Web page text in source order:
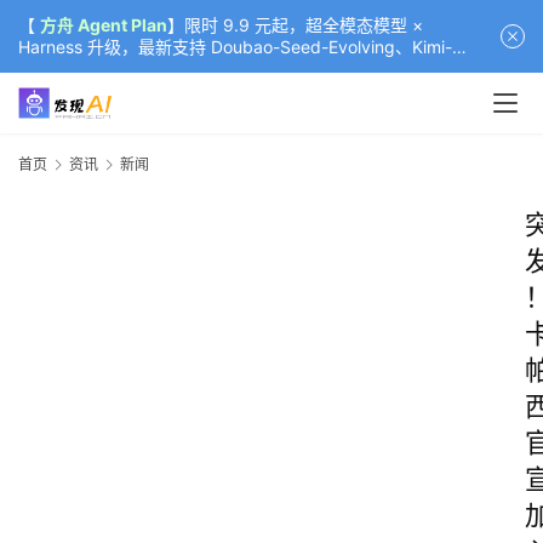
【 方舟 Agent Plan】限时 9.9 元起，超全模态模型 ×
Harness 升级，最新支持 Doubao-Seed-Evolving、Kimi-
K3（部分）、GLM-5.2
首页 资讯 新闻